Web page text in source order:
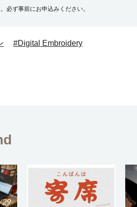
必ず事前にお申込みください。
#Digital Embroidery